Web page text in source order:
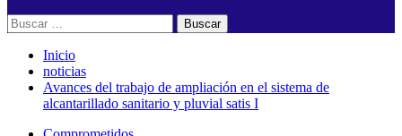
Buscar:
Inicio
noticias
Avances del trabajo de ampliación en el sistema de
alcantarillado sanitario y pluvial satis I